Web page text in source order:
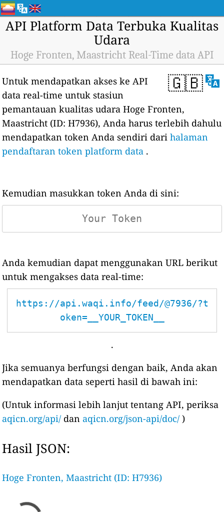
API Platform Data Terbuka Kualitas
Udara
Hoge Fronten, Maastricht Real-Time data API
🇬🇧
Untuk mendapatkan akses ke API
data real-time untuk stasiun
pemantauan kualitas udara Hoge Fronten,
Maastricht (ID: H7936), Anda harus terlebih dahulu
mendapatkan token Anda sendiri darihalaman
pendaftaran token platform data .
Kemudian masukkan token Anda di sini:
Anda kemudian dapat menggunakan URL berikut
untuk mengakses data real-time:
https://api.waqi.info/feed/@7936/?t
oken=__YOUR_TOKEN__
.
Jika semuanya berfungsi dengan baik, Anda akan
mendapatkan data seperti hasil di bawah ini:
(Untuk informasi lebih lanjut tentang API, periksa
aqicn.org/api/ dan aqicn.org/json-api/doc/ )
Hasil JSON:
Hoge Fronten, Maastricht (ID: H7936)